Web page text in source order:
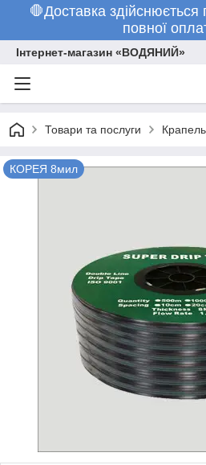
🛑Доставка здійснюється
повної
Інтернет-магазин «ВОДЯНИЙ»
Товари та послуги
КОРЕЯ 8мил